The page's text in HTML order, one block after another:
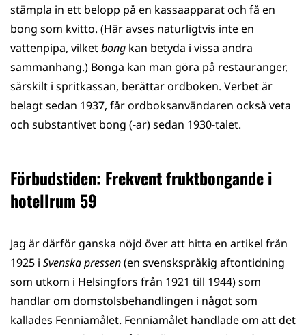
stämpla in ett belopp på en kassaapparat och få en
bong som kvitto. (Här avses naturligtvis inte en
vattenpipa, vilketbong kan betyda i vissa andra
sammanhang.) Bonga kan man göra på restauranger,
särskilt i spritkassan, berättar ordboken. Verbet är
belagt sedan 1937, får ordboksanvändaren också veta
och substantivet bong (-ar) sedan 1930-talet.
Förbudstiden: Frekvent fruktbongande i
hotellrum 59
Jag är därför ganska nöjd över att hitta en artikel från
1925 i Svenska pressen(en svenskspråkig aftontidning
som utkom i Helsingfors från 1921 till 1944) som
handlar om domstolsbehandlingen i något som
kallades Fenniamålet. Fenniamålet handlade om att det